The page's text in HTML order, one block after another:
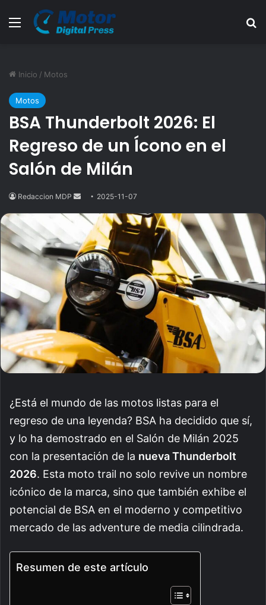
Menú
Inicio / Motos
Motos
BSA Thunderbolt 2026: El
Regreso de un Ícono en el
Salón de Milán
Redaccion MDP
Send
email
2025-11-07
¿Está el mundo de las motos listas para el
regreso de una leyenda? BSA ha decidido que sí,
y lo ha demostrado en el Salón de Milán 2025
con la presentación de la nueva Thunderbolt
2026. Esta moto trail no solo revive un nombre
icónico de la marca, sino que también exhibe el
potencial de BSA en el moderno y competitivo
mercado de las adventure de media cilindrada.
Resumen de este artículo